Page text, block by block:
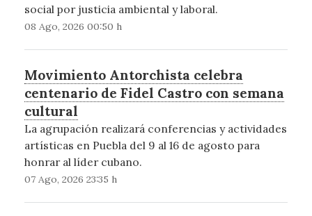
social por justicia ambiental y laboral.
08 Ago, 2026 00:50 h
Movimiento Antorchista celebra
centenario de Fidel Castro con semana
cultural
La agrupación realizará conferencias y actividades
artísticas en Puebla del 9 al 16 de agosto para
honrar al líder cubano.
07 Ago, 2026 23:35 h